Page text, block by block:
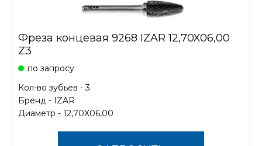
Фреза концевая 9268 IZAR 12,70X06,00
Z3
по запросу
Кол-во зубьев - 3
Бренд - IZAR
Диаметр - 12,70X06,00